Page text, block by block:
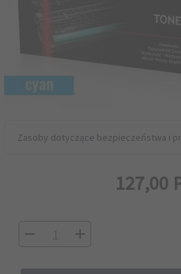
Zasoby dotyczące bezpieczeństwa i
127,00